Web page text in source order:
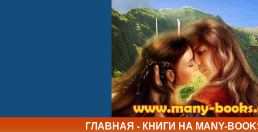
ГЛАВНАЯ - КНИГИ НА MANY-